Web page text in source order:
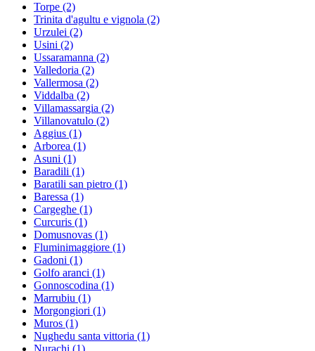
Torpe (2)
Trinita d'agultu e vignola (2)
Urzulei (2)
Usini (2)
Ussaramanna (2)
Valledoria (2)
Vallermosa (2)
Viddalba (2)
Villamassargia (2)
Villanovatulo (2)
Aggius (1)
Arborea (1)
Asuni (1)
Baradili (1)
Baratili san pietro (1)
Baressa (1)
Cargeghe (1)
Curcuris (1)
Domusnovas (1)
Fluminimaggiore (1)
Gadoni (1)
Golfo aranci (1)
Gonnoscodina (1)
Marrubiu (1)
Morgongiori (1)
Muros (1)
Nughedu santa vittoria (1)
Nurachi (1)